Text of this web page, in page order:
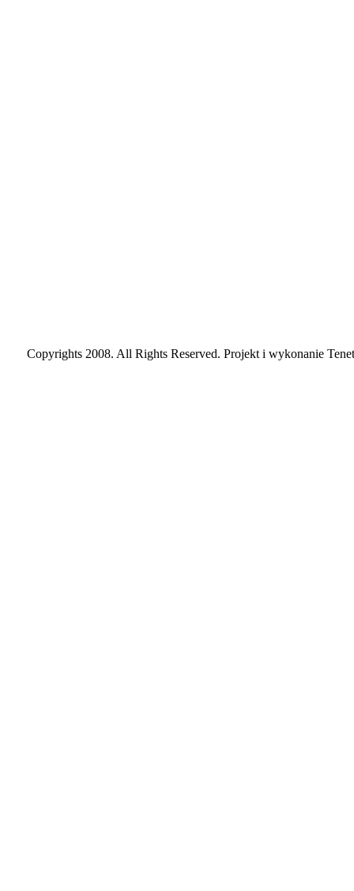
Copyrights 2008. All Rights Reserved. Projekt i wykonanie